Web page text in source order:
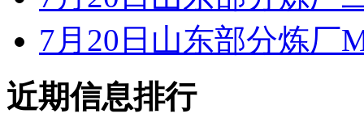
7月20日山东部分炼厂
近期信息排行